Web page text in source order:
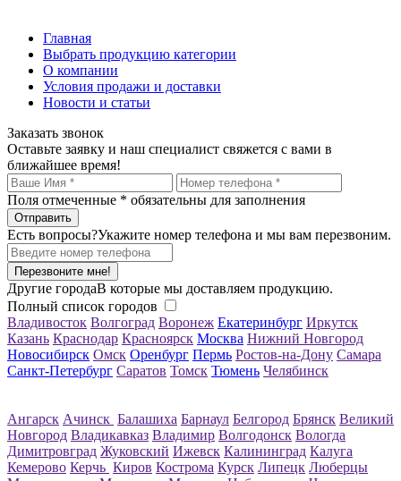
Главная
Выбрать продукцию категории
О компании
Условия продажи и доставки
Новости и статьи
Заказать звонок
Оставьте заявку и наш специалист свяжется с вами в
ближайшее время!
Поля отмеченные * обязательны для заполнения
Есть вопросы?Укажите номер телефона и мы вам перезвоним.
Перезвоните мне!
Другие городаВ которые мы доставляем продукцию.
Полный список городов
Владивосток Волгоград Воронеж Екатеринбург Иркутск
Казань Краснодар Красноярск Москва Нижний Новгород
Новосибирск Омск Оренбург Пермь Ростов-на-Дону Самара
Санкт-Петербург Саратов Томск Тюмень Челябинск
Ангарск Ачинск Балашиха Барнаул Белгород Брянск Великий
Новгород Владикавказ Владимир Волгодонск Вологда
Димитровград Жуковский Ижевск Калининград Калуга
Кемерово Керчь Киров Кострома Курск Липецк Люберцы